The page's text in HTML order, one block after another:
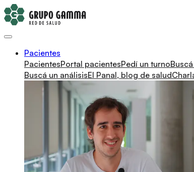
Pacientes
PacientesPortal pacientesPedí un turno
Buscá un análisisEl Panal, blog de salud